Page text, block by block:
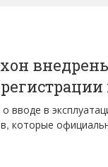
вводе в
которые